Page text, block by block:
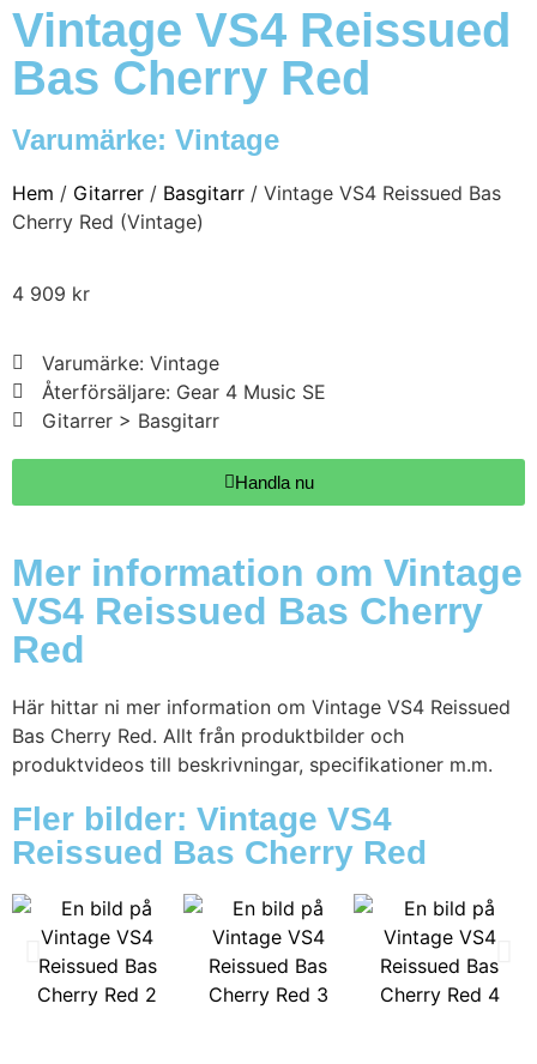
Vintage VS4 Reissued
Bas Cherry Red
Varumärke: Vintage
Hem / Gitarrer / Basgitarr / Vintage VS4 Reissued Bas
Cherry Red (Vintage)
4 909 kr
Varumärke: Vintage
Återförsäljare: Gear 4 Music SE
Gitarrer > Basgitarr
Handla nu
Mer information om Vintage
VS4 Reissued Bas Cherry
Red
Här hittar ni mer information om Vintage VS4 Reissued
Bas Cherry Red. Allt från produktbilder och
produktvideos till beskrivningar, specifikationer m.m.
Fler bilder: Vintage VS4
Reissued Bas Cherry Red